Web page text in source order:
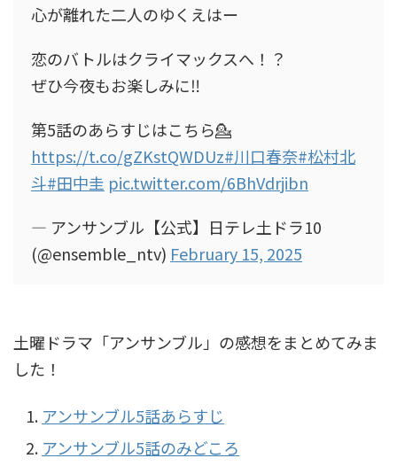
心が離れた二人のゆくえはー
恋のバトルはクライマックスへ！？
ぜひ今夜もお楽しみに‼️
第5話のあらすじはこちら💁
https://t.co/gZKstQWDUz#川口春奈#松村北
斗#田中圭 pic.twitter.com/6BhVdrjibn
— アンサンブル【公式】日テレ土ドラ10
(@ensemble_ntv) February 15, 2025
土曜ドラマ「アンサンブル」の感想をまとめてみま
した！
アンサンブル5話あらすじ
アンサンブル5話のみどころ